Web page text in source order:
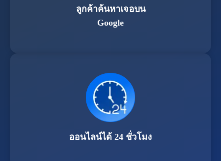
ลูกค้าค้นหาเจอบน
Google
ออนไลน์ได้ 24 ชั่วโมง